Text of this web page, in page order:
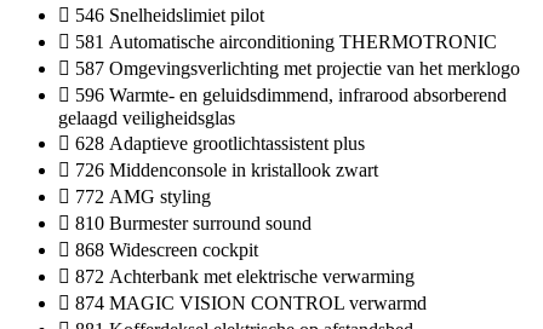
546 Snelheidslimiet pilot
581 Automatische airconditioning THERMOTRONIC
587 Omgevingsverlichting met projectie van het merklogo
596 Warmte- en geluidsdimmend, infrarood absorberend
gelaagd veiligheidsglas
628 Adaptieve grootlichtassistent plus
726 Middenconsole in kristallook zwart
772 AMG styling
810 Burmester surround sound
868 Widescreen cockpit
872 Achterbank met elektrische verwarming
874 MAGIC VISION CONTROL verwarmd